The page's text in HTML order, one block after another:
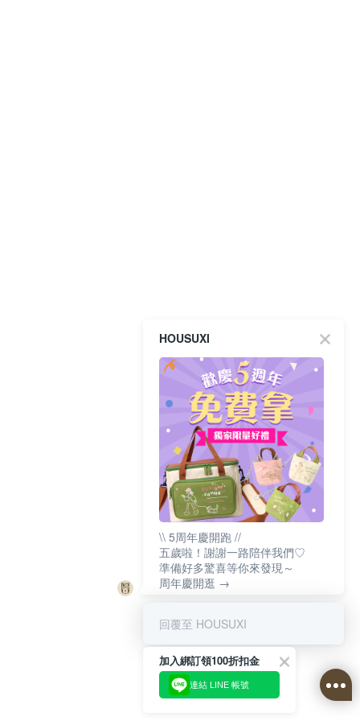
HOUSUXI
\\ 5周年慶開跑 //
五歲啦！謝謝一路陪伴我們♡
準備好多驚喜等你來發現～
周年慶開逛 →
回覆至 HOUSUXI
加入綁訂領100折扣金
連結 LINE 帳號